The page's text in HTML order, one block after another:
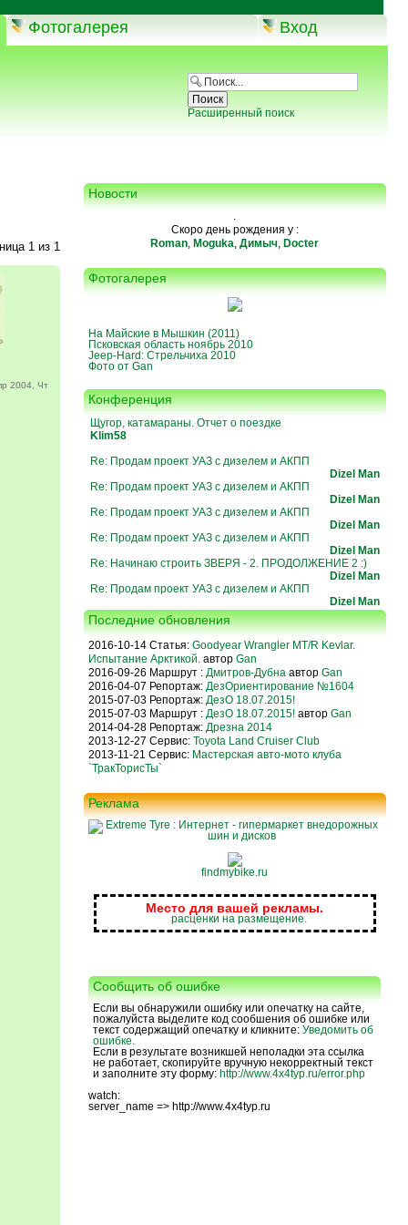
Фотогалерея Вход
Расширенный поиск
1из 1
2004, Чт
Новости
.
Скоро день рождения у :
Roman, Moguka,Димыч, Docter
Фотогалерея
На Майские в Мышкин (2011)
Псковская область ноябрь 2010
Jeep-Hard: Стрельчиха 2010
Фото от Gan
Конференция
Щугор, катамараны. Отчет о поездке
Klim58
Re: Продам проект УАЗ с дизелем и АКПП
Dizel Man
Re: Продам проект УАЗ с дизелем и АКПП
Dizel Man
Re: Продам проект УАЗ с дизелем и АКПП
Dizel Man
Re: Продам проект УАЗ с дизелем и АКПП
Dizel Man
Re: Начинаю строить ЗВЕРЯ - 2. ПРОДОЛЖЕНИЕ 2 :)
Dizel Man
Re: Продам проект УАЗ с дизелем и АКПП
Dizel Man
Последние обновления
2016-10-14 Статья: Goodyear Wrangler MT/R Kevlar.
Испытание Арктикой.автор Gan
2016-09-26 Маршрут : Дмитров-Дубнаавтор Gan
2016-04-07 Репортаж: ДезОриентирование №1604
2015-07-03 Репортаж: ДезО 18.07.2015!
2015-07-03 Маршрут : ДезО 18.07.2015! автор Gan
2014-04-28 Репортаж: Дрезна 2014
2013-12-27 Сервис: Toyota Land Cruiser Club
2013-11-21 Сервис: Мастерская авто-мото клуба
`ТракТорисТы`
Реклама
findmybike.ru
Место для вашей рекламы.
расценки на размещение.
Сообщить об ошибке
Если вы обнаружили ошибку или опечатку на сайте,
пожалуйста выделите код сообшения об ошибке или
текст содержащий опечатку и кликните: Уведомить об
ошибке.
Если в результате возникшей неполадки эта ссылка
не работает, скопируйте вручную некорректный текст
и заполните эту форму: http://www.4x4typ.ru/error.php
watch:
server_name => http://www.4x4typ.ru